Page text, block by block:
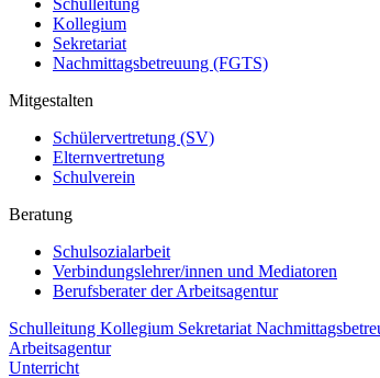
Schulleitung
Kollegium
Sekretariat
Nachmittagsbetreuung (FGTS)
Mitgestalten
Schülervertretung (SV)
Elternvertretung
Schulverein
Beratung
Schulsozialarbeit
Verbindungslehrer/innen und Mediatoren
Berufsberater der Arbeitsagentur
Schulleitung Kollegium Sekretariat
Arbeitsagentur
Unterricht